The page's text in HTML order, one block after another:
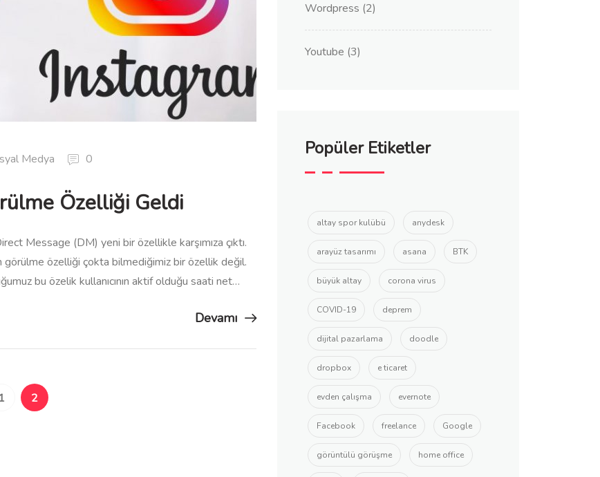
Medya 0
Özelliği Geldi
Message (DM) yeni bir özellikle karşımıza çıktı.
görülme özelliği çokta bilmediğimiz bir özellik değil.
bu özelik kullanıcının aktif olduğu saati net…
Devamı
1 2
Wordpress (2)
Youtube (3)
Popüler Etiketler
altay spor kulübü anydesk
arayüz tasarımı asana BTK
büyük altay corona virus
COVID-19 deprem
dijital pazarlama doodle
dropbox e ticaret
evden çalışma evernote
Facebook freelance Google
görüntülü görüşme home office